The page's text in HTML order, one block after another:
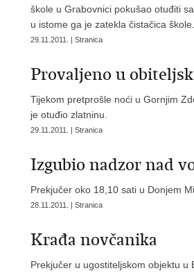
škole u Grabovnici pokušao otuđiti
u istome ga je zatekla čistačica škole.
29.11.2011. | Stranica
Provaljeno u
Tijekom pretprošle noći u Gornjim
je otuđio zlatninu.
29.11.2011. | Stranica
Izgubio nadzor nad
Prekjučer oko 18,10 sati u Donjem
28.11.2011. | Stranica
Krađa novčanika
Prekjučer u ugostiteljskom objektu